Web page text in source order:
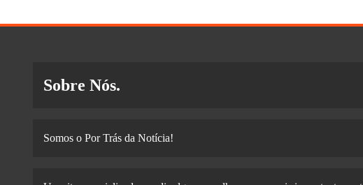
Sobre Nós.
Somos o Por Trás da Notícia!